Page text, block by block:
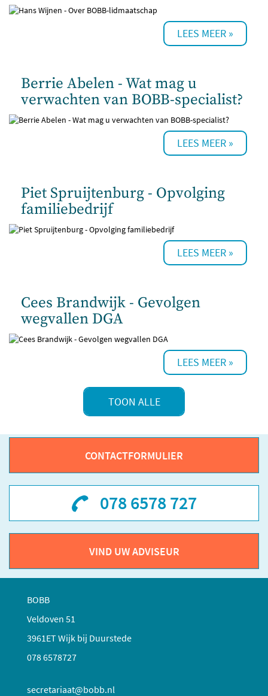
Berrie Abelen - Wat mag u
verwachten van BOBB-specialist?
Piet Spruijtenburg - Opvolging
familiebedrijf
Cees Brandwijk - Gevolgen
wegvallen DGA
CONTACTFORMULIER
078 6578 727
VIND UW ADVISEUR
BOBB
Veldoven 51
3961ET Wijk bij Duurstede
078 6578727
secretariaat@bobb.nl